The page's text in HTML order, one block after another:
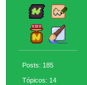
Posts: 185
Tópicos: 14